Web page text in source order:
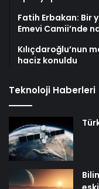
Fatih Erbakan: Bir
Emevi Camii’nde
Kılıçdaroğlu’nun
haciz konuldu
Teknoloji Haberleri